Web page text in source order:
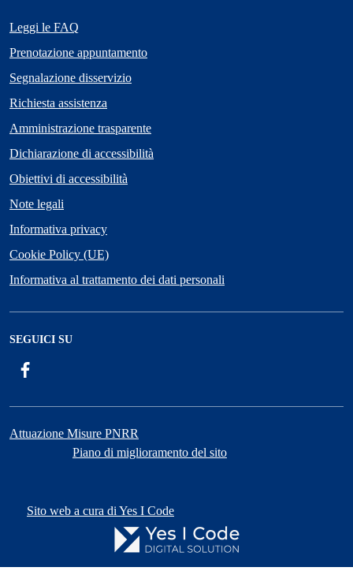
Leggi le FAQ
Prenotazione appuntamento
Segnalazione disservizio
Richiesta assistenza
Amministrazione trasparente
Dichiarazione di accessibilità
Obiettivi di accessibilità
Note legali
Informativa privacy
Cookie Policy (UE)
Informativa al trattamento dei dati personali
SEGUICI SU
Attuazione Misure PNRR
Piano di miglioramento del sito
Sito web a cura di Yes I Code